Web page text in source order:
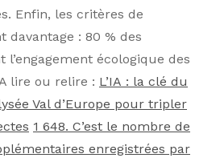
Enfin, les critères de
davantage : 80 % des
l’engagement écologique des
lire ou relire : L’IA : la clé du
Val d’Europe pour tripler
1 648. C’est le nombre de
enregistrées par